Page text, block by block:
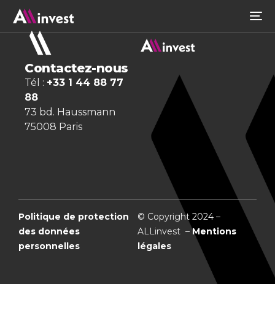
Contactez-nous
Tél : +33 1 44 88 77
88
73 bd. Haussmann
75008 Paris
Politique de protection
des données
personnelles
© Copyright 2024 –
ALLinvest –Mentions
légales